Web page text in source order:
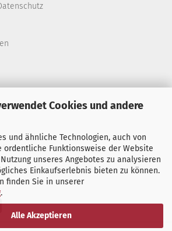
Cookies und andere
und ähnliche Technologien, auch von
Funktionsweise der Website
unseres Angebotes zu analysieren
Einkaufserlebnis bieten zu können.
finden Sie in unserer
.
Alle Akzeptieren